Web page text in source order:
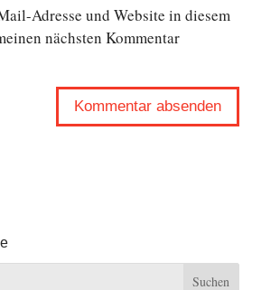
Adresse und Website in diesem
nächsten Kommentar